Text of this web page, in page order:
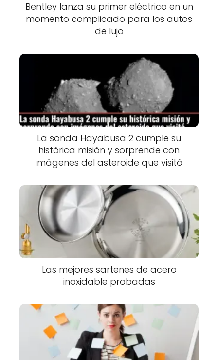
Bentley lanza su primer eléctrico en un
momento complicado para los autos
de lujo
La sonda Hayabusa 2 cumple su
histórica misión y sorprende con
imágenes del asteroide que visitó
Las mejores sartenes de acero
inoxidable probadas